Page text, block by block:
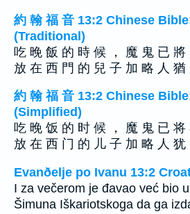
約 翰 福 音 13:2 Chinese
(Traditional)
吃 晚 飯 的 時 候 ， 魔 鬼 已 將
放 在 西 門 的 兒 子 加 略 人 猶
約 翰 福 音 13:2 Chinese
(Simplified)
吃 晚 饭 的 时 候 ， 魔 鬼 已 将
放 在 西 门 的 儿 子 加 略 人 犹
Evanðelje po Ivanu 13:2
I za večerom je đavao već bio
Šimuna Iškariotskoga da ga